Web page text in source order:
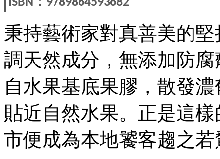
ISBN 9789864593682
秉持藝術家對真善美的
調天然成分，無添加防
自水果基底果膠，散發
貼近自然水果。正是這
市便成為本地饕客趨之